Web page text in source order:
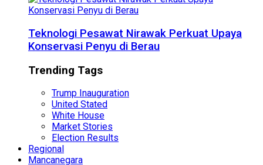
Teknologi Pesawat Nirawak Perkuat Upaya
Konservasi Penyu di Berau
Trending Tags
Trump Inauguration
United Stated
White House
Market Stories
Election Results
Regional
Mancanegara